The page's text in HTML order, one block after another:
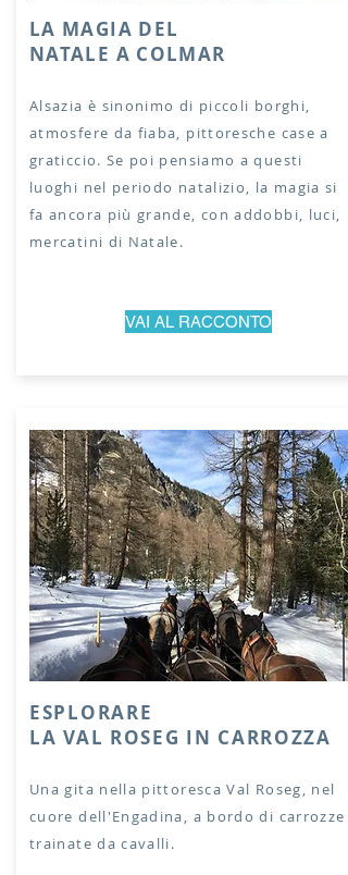
LA MAGIA DEL
NATALE A COLMAR
Alsazia è sinonimo di piccoli borghi,
atmosfere da fiaba, pittoresche case a
graticcio. Se poi pensiamo a questi
luoghi nel periodo natalizio, la magia si
fa ancora più grande, con addobbi, luci,
mercatini di Natale.
VAI AL RACCONTO
ESPLORARE
LA VAL ROSEG IN CARROZZA
Una gita nella pittoresca Val Roseg, nel
cuore dell'Engadina, a bordo di carrozze
trainate da cavalli.